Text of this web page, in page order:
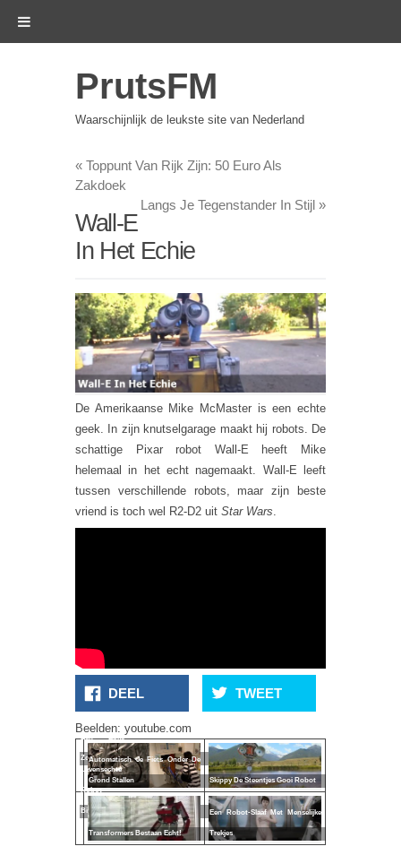
PrutsFM
Waarschijnlijk de leukste site van Nederland
« Toppunt Van Rijk Zijn: 50 Euro Als
Zakdoek
Langs Je Tegenstander In Stijl »
Wall-E
In Het Echie
De Amerikaanse Mike McMaster is een echte
geek. In zijn knutselgarage maakt hij robots. De
schattige Pixar robot Wall-E heeft Mike
helemaal in het echt nagemaakt. Wall-E leeft
tussen verschillende robots, maar zijn beste
vriend is toch wel R2-D2 uit Star Wars.
DEEL TWEET
Beelden: youtube.com
Zonderlandje
Automatisch Je Fiets Onder De
Grond Stallen Skippy De Steentjes Gooi Robot
Levensechte
Robot
Billen
Transformers Bestaan Echt!
Een Robot-Slaaf Met Menselijke
Trekjes